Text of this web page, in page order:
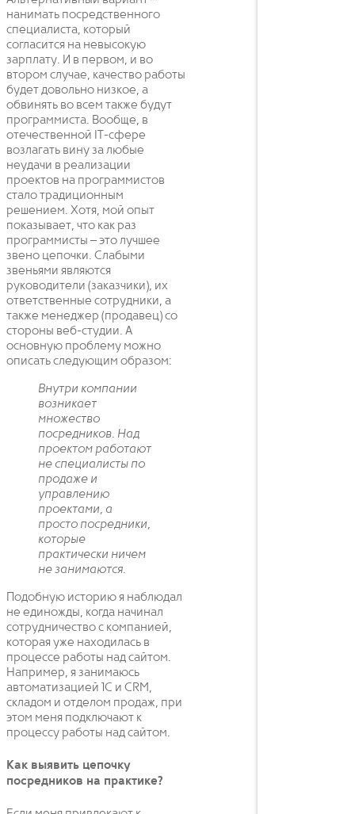
нанимать посредственного
специалиста, который
согласится на невысокую
зарплату. И в первом, и во
втором случае, качество работы
будет довольно низкое, а
обвинять во всем также будут
программиста. Вообще, в
отечественной IT-сфере
возлагать вину за любые
неудачи в реализации
проектов на программистов
стало традиционным
решением. Хотя, мой опыт
показывает, что как раз
программисты – это лучшее
звено цепочки. Слабыми
звеньями являются
руководители (заказчики), их
ответственные сотрудники, а
также менеджер (продавец) со
стороны веб-студии. А
основную проблему можно
описать следующим образом:
Внутри компании
возникает
множество
посредников. Над
проектом работают
не специалисты по
продаже и
управлению
проектами, а
просто посредники,
которые
практически ничем
не занимаются.
Подобную историю я наблюдал
не единожды, когда начинал
сотрудничество с компанией,
которая уже находилась в
процессе работы над сайтом.
Например, я занимаюсь
автоматизацией 1С и CRM,
складом и отделом продаж, при
этом меня подключают к
процессу работы над сайтом.
Как выявить цепочку
посредников на практике?